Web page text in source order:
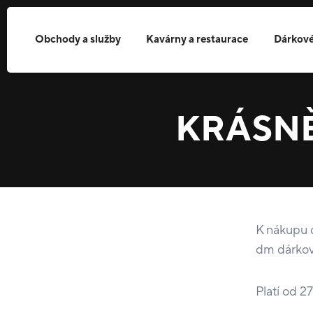
Obchody a služby Kavárny a restaurace
K nákupu
dm
Platí od